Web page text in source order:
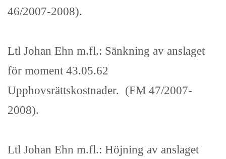
46/2007-2008).
Ltl Johan Ehn m.fl.: Sänkning av anslaget
för moment 43.05.62
Upphovsrättskostnader. (FM 47/2007-
2008).
Ltl Johan Ehn m.fl.: Höjning av anslaget